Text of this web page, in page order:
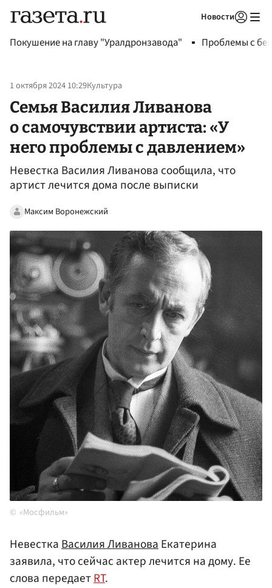
Новости
Покушение на главу "Уралдронзавода" Проблемы с
1 октября 2024 10:29Культура
Семья Василия Ливанова
о самочувствии артиста: «У
него проблемы с давлением»
Невестка Василия Ливанова сообщила, что
артист лечится дома после выписки
Максим Воронежский
«Мосфильм»
НевесткаВасилия ЛивановаЕкатерина
заявила, что сейчас актер лечится на дому. Ее
слова передаетRT.